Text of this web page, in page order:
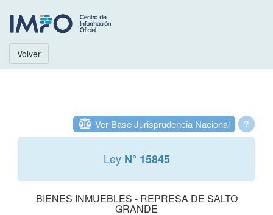
Volver
?
Ver Base Jurisprudencia Nacional
Ley N° 15845
BIENES INMUEBLES - REPRESA DE SALTO
GRANDE